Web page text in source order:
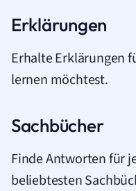
Erklärungen
Erhalte Erklärungen
lernen möchtest.
Sachbücher
Finde Antworten für
beliebtesten